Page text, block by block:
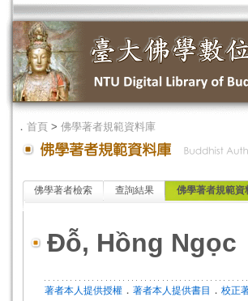
． 首頁 > 佛學著者規範資料庫
佛學著者檢索 查詢結果 佛學著者規範資
Đỗ, Hồng Ngọc
著者本人提供授權 ． 著者本人提供書目 ． 校正